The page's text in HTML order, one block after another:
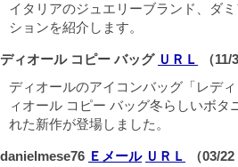
イタリアのジュエリーブランド、ダ
ションを紹介します。
ディオール コピー バッグ ＵＲＬ
（
ディオールのアイコンバッグ「レデ
ィオール コピー バッグ冬らしいボタ
れた新作が登場しました。
danielmese76 Ｅメール ＵＲＬ
（03/